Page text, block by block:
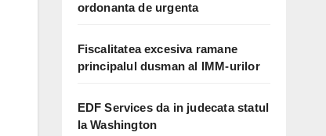
ordonanta de urgenta
Fiscalitatea excesiva ramane
principalul dusman al IMM-urilor
EDF Services da in judecata statul
la Washington